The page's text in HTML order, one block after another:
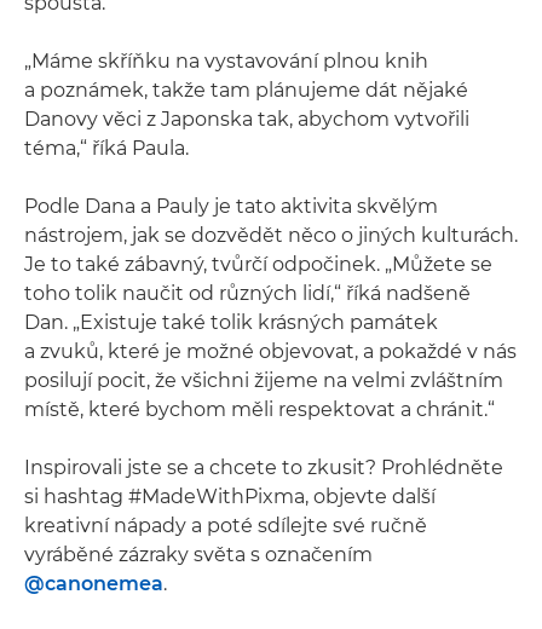
„Máme skříňku na vystavování plnou knih
a poznámek, takže tam plánujeme dát nějaké
Danovy věci z Japonska tak, abychom vytvořili
téma,“ říká Paula.
Podle Dana a Pauly je tato aktivita skvělým
nástrojem, jak se dozvědět něco o jiných kulturách.
Je to také zábavný, tvůrčí odpočinek. „Můžete se
toho tolik naučit od různých lidí,“ říká nadšeně
Dan. „Existuje také tolik krásných památek
a zvuků, které je možné objevovat, a pokaždé v nás
posilují pocit, že všichni žijeme na velmi zvláštním
místě, které bychom měli respektovat a chránit.“
Inspirovali jste se a chcete to zkusit? Prohlédněte
si hashtag #MadeWithPixma, objevte další
kreativní nápady a poté sdílejte své ručně
vyráběné zázraky světa s označením
@canonemea.